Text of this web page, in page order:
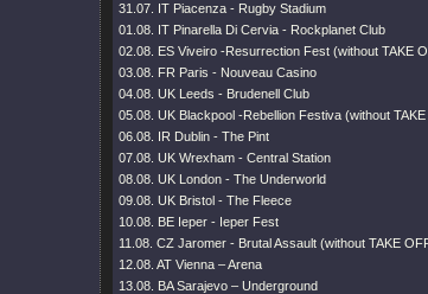
31.07. IT Piacenza - Rugby Stadium
01.08. IT Pinarella Di Cervia - Rockplanet Club
02.08. ES Viveiro -Resurrection Fest (without TAKE
03.08. FR Paris - Nouveau Casino
04.08. UK Leeds - Brudenell Club
05.08. UK Blackpool -Rebellion Festiva (without
06.08. IR Dublin - The Pint
07.08. UK Wrexham - Central Station
08.08. UK London - The Underworld
09.08. UK Bristol - The Fleece
10.08. BE Ieper - Ieper Fest
11.08. CZ Jaromer - Brutal Assault (without TAKE
12.08. AT Vienna – Arena
13.08. BA Sarajevo – Underground